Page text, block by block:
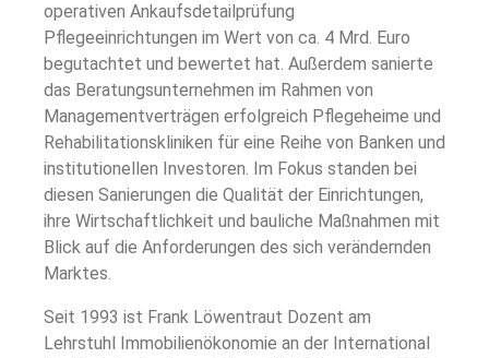
operativen Ankaufsdetailprüfung
Pflegeeinrichtungen im Wert von ca. 4 Mrd. Euro
begutachtet und bewertet hat. Außerdem sanierte
das Beratungs­unternehmen im Rahmen von
Managementverträgen erfolgreich Pflegeheime und
Rehabilitationskliniken für eine Reihe von Banken und
institutionellen Investoren. Im Fokus standen bei
diesen Sanierungen die Qualität der Einrichtungen,
ihre Wirtschaftlichkeit und bauliche Maßnahmen mit
Blick auf die Anforderungen des sich verändernden
Marktes.
Seit 1993 ist Frank Löwentraut Dozent am
Lehrstuhl Immobilienökonomie an der International